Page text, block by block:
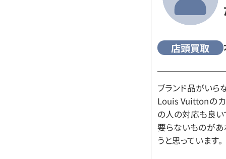
店頭買取
ブランド品がいら
Louis Vuittonの
の人の対応も良い
要らないものがあ
うと思っています。